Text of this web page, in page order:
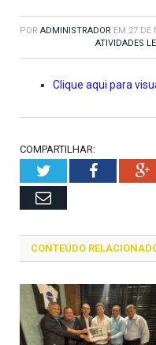
POR ADMINISTRADOR EM 27 DE
ATIVIDADES
Clique aqui para
COMPARTILHAR:
TwitterFacebook
Email
CONTEÚDO